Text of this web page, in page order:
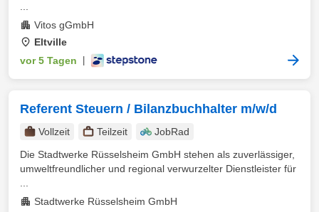
Vitos gGmbH
Eltville
vor 5 Tagen
Referent Steuern / Bilanzbuchhalter m/w/d
Vollzeit Teilzeit
JobRad
Die Stadtwerke Rüsselsheim GmbH stehen als zuverlässiger,
umweltfreundlicher und regional verwurzelter Dienstleister für
Stadtwerke Rüsselsheim GmbH